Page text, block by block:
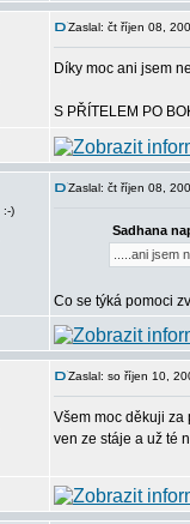
Zaslal: čt říjen 08,
Díky moc ani jsem
S PŘÍTELEM PO
Zaslal: čt říjen 08,
Sadhana
.....ani jsem
Co se týká pomoci
Zaslal: so říjen 10,
Všem moc děkuji
ven ze stáje a už té